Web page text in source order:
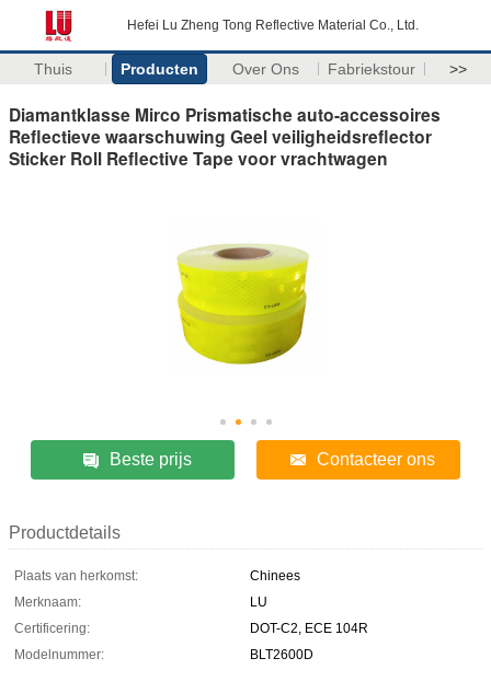
Hefei Lu Zheng Tong Reflective Material Co., Ltd.
Thuis Producten Over Ons Fabriekstour >>
Diamantklasse Mirco Prismatische auto-accessoires
Reflectieve waarschuwing Geel veiligheidsreflector
Sticker Roll Reflective Tape voor vrachtwagen
Beste prijs Contacteer ons
Productdetails
Plaats van herkomst:
Chinees
Merknaam:
LU
Certificering:
DOT-C2, ECE 104R
Modelnummer:
BLT2600D